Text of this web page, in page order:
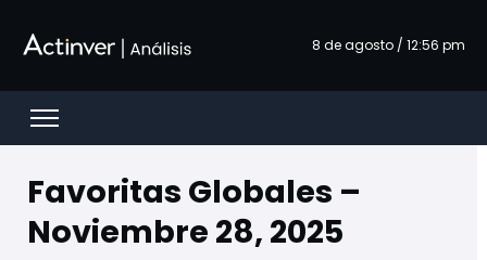
8 de agosto / 12:56 pm
Open menu
Favoritas Globales –
Noviembre 28, 2025